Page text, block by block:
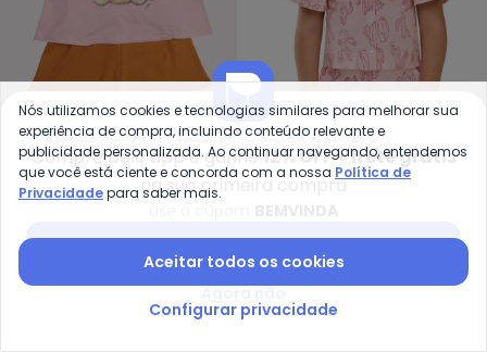
Kyly - Conjunto Infantil Menina
Conjunto Infantil Menina
Ursinho (Rosa)
KYLY
Conjunto Infantil Menina
-60%
-60%
Compre pelo app e ganhe12% OFF + frete grátis
na sua primeira compra
Nós utilizamos cookies e tecnologias similares para melhorar sua
experiência de compra, incluindo conteúdo relevante e
publicidade personalizada. Ao continuar navegando, entendemos
que você está ciente e concorda com a nossa Política de
Privacidadepara saber mais.
Aceitar todos os cookies
Configurar privacidade